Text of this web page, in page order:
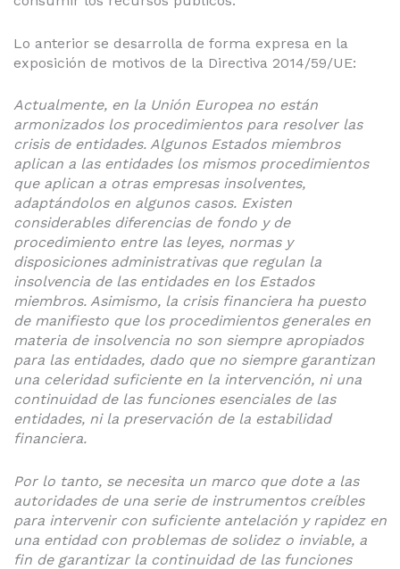
Lo anterior se desarrolla de forma expresa en la
exposición de motivos de la Directiva 2014/59/UE:
Actualmente, en la Unión Europea no están
armonizados los procedimientos para resolver las
crisis de entidades. Algunos Estados miembros
aplican a las entidades los mismos procedimientos
que aplican a otras empresas insolventes,
adaptándolos en algunos casos. Existen
considerables diferencias de fondo y de
procedimiento entre las leyes, normas y
disposiciones administrativas que regulan la
insolvencia de las entidades en los Estados
miembros. Asimismo, la crisis financiera ha puesto
de manifiesto que los procedimientos generales en
materia de insolvencia no son siempre apropiados
para las entidades, dado que no siempre garantizan
una celeridad suficiente en la intervención, ni una
continuidad de las funciones esenciales de las
entidades, ni la preservación de la estabilidad
financiera.
Por lo tanto, se necesita un marco que dote a las
autoridades de una serie de instrumentos creíbles
para intervenir con suficiente antelación y rapidez en
una entidad con problemas de solidez o inviable, a
fin de garantizar la continuidad de las funciones